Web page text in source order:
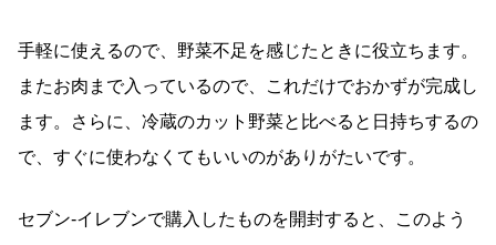
手軽に使えるので、野菜不足を感じたときに役立ちます。
またお肉まで入っているので、これだけでおかずが完成し
ます。さらに、冷蔵のカット野菜と比べると日持ちするの
で、すぐに使わなくてもいいのがありがたいです。
セブン-イレブンで購入したものを開封すると、このよう